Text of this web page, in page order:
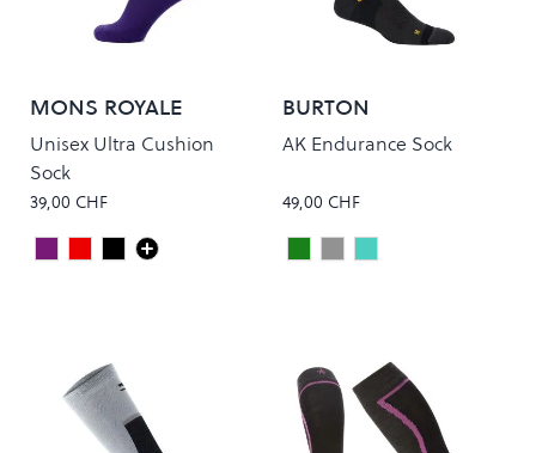
MONS ROYALE
Unisex Ultra Cushion
Sock
39,00 CHF
Colour
VioletPUNCHBLACK/9 IRON
BURTON
AK Endurance Sock
49,00 CHF
Colour
Deep Emerald
Gray Heather
SOFT SAGE